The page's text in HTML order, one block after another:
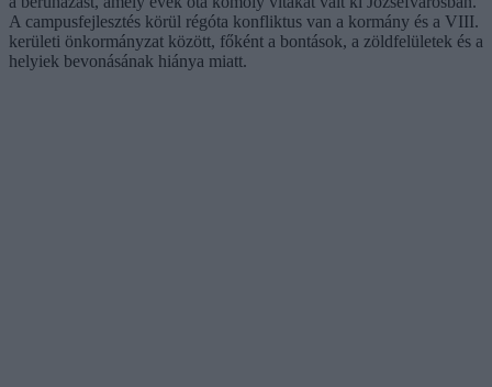
A campusfejlesztés körül régóta konfliktus van a kormány és a VIII.
kerületi önkormányzat között, főként a bontások, a zöldfelületek és a
helyiek bevonásának hiánya miatt.